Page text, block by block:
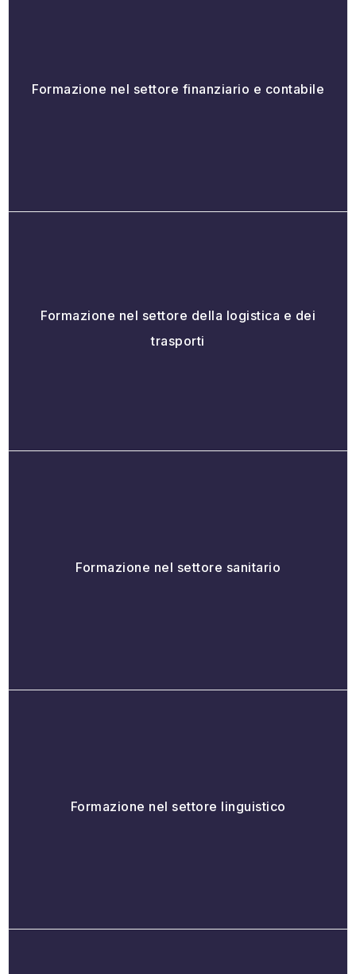
Formazione nel settore finanziario e contabile
Formazione nel settore della logistica e dei
trasporti
Formazione nel settore sanitario
Formazione nel settore linguistico